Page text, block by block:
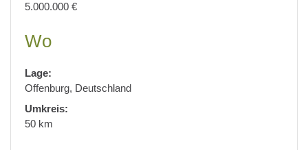
5.000.000 €
Wo
Lage:
Offenburg, Deutschland
Umkreis:
50 km